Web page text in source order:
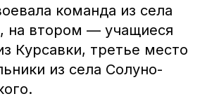
команда из села
на втором — учащиеся
Курсавки, третье место
из села Солуно-